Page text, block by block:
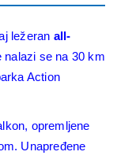
ležeran all-
se na 30 km
Action
opremljene
Unapređene